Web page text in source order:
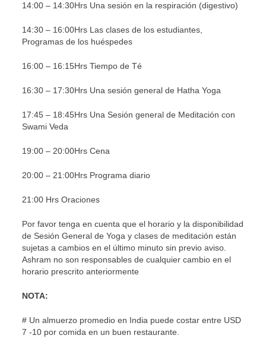
14:00 – 14:30Hrs Una sesión en la respiración (digestivo)
14:30 – 16:00Hrs Las clases de los estudiantes,
Programas de los huéspedes
16:00 – 16:15Hrs Tiempo de Té
16:30 – 17:30Hrs Una sesión general de Hatha Yoga
17:45 – 18:45Hrs Una Sesión general de Meditación con
Swami Veda
19:00 – 20:00Hrs Cena
20:00 – 21:00Hrs Programa diario
21:00 Hrs Oraciones
Por favor tenga en cuenta que el horario y la disponibilidad
de Sesión General de Yoga y clases de meditación están
sujetas a cambios en el último minuto sin previo aviso.
Ashram no son responsables de cualquier cambio en el
horario prescrito anteriormente
NOTA:
# Un almuerzo promedio en India puede costar entre USD
7 -10 por comida en un buen restaurante.